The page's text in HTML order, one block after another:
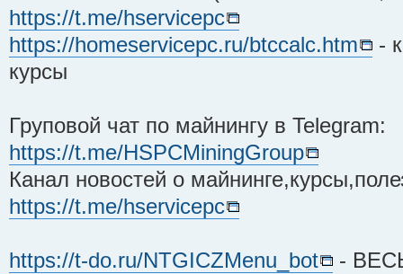
https://t.me/hservicepc
https://homeservicepc.ru/btccalc.htm
-
курсы
Груповой чат по майнингу в Telegram:
https://t.me/HSPCMiningGroup
Канал новостей о
https://t.me/hservicepc
https://t-do.ru/NTGICZMenu_bot
-